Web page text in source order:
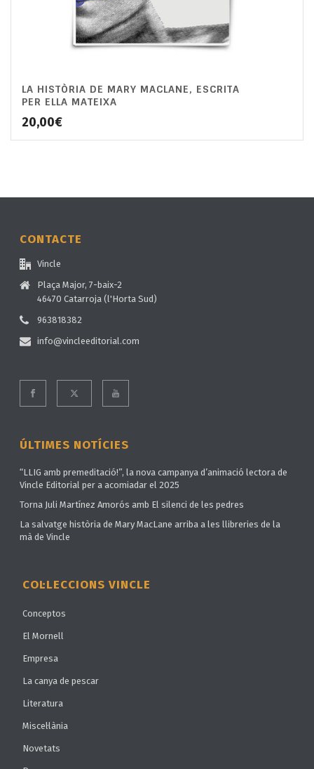
LA HISTÒRIA DE MARY MACLANE, ESCRITA
PER ELLA MATEIXA
20,00€
CONTACTE
Vincle
Plaça Major, 7-baix-2
46470 Catarroja (l'Horta Sud)
963818382
info@vincleeditorial.com
ÚLTIMES NOTÍCIES
“LLIG amb premeditació!”, la nova campanya d’animació lectora de
Vincle Editorial per a acomiadar el 2025
Torna Juli Martínez Amorós amb El silenci de les pedres
La salvatge història de Mary MacLane arriba a les llibreries de la
mà de Vincle
COL·LECCIONS VINCLE
Conceptos
El Mornell
Empresa
La canya de pescar
Literatura
Miscel·lània
Novetats